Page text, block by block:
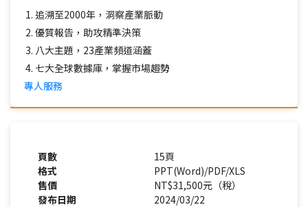
追溯至2000年，洞察產業脈動
優質報告，助攻精準決策
八大主題，23產業頻道涵蓋
七大全球數據庫，掌握市場趨勢
專人服務
頁數
15頁
格式
PPT(Word)/PDF/XLS
售價
NT$31,500元（稅）
發布日期
2024/03/22